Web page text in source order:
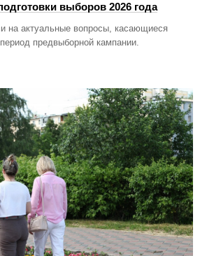
выборов 2026 года
на актуальные вопросы, касающиеся
предвыборной кампании.